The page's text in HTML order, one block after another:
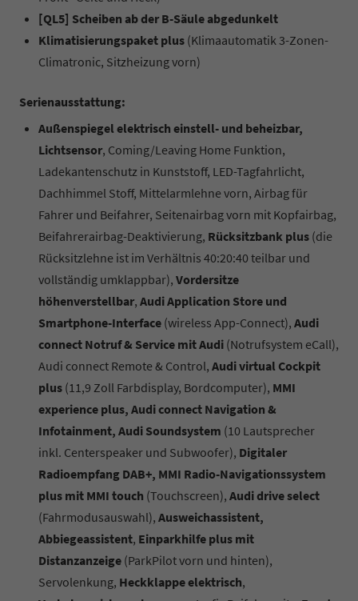
[QL5] Scheiben ab der B-Säule abgedunkelt
Klimatisierungspaket plus (Klimaautomatik 3-Zonen-
Climatronic, Sitzheizung vorn)
Serienausstattung:
Außenspiegel elektrisch einstell- und beheizbar,
Lichtsensor, Coming/Leaving Home Funktion,
Ladekantenschutz in Kunststoff, LED-Tagfahrlicht,
Dachhimmel Stoff, Mittelarmlehne vorn, Airbag für
Fahrer und Beifahrer, Seitenairbag vorn mit Kopfairbag,
Beifahrerairbag-Deaktivierung, Rücksitzbank plus (die
Rücksitzlehne ist im Verhältnis 40:20:40 teilbar und
vollständig umklappbar), Vordersitze
höhenverstellbar, Audi Application Store und
Smartphone-Interface (wireless App-Connect), Audi
connect Notruf & Service mit Audi (Notrufsystem eCall),
Audi connect Remote & Control, Audi virtual Cockpit
plus (11,9 Zoll Farbdisplay, Bordcomputer), MMI
experience plus, Audi connect Navigation &
Infotainment, Audi Soundsystem (10 Lautsprecher
inkl. Centerspeaker und Subwoofer), Digitaler
Radioempfang DAB+, MMI Radio-Navigationssystem
plus mit MMI touch (Touchscreen), Audi drive select
(Fahrmodusauswahl), Ausweichassistent,
Abbiegeassistent, Einparkhilfe plus mit
Distanzanzeige (ParkPilot vorn und hinten),
Servolenkung, Heckklappe elektrisch,